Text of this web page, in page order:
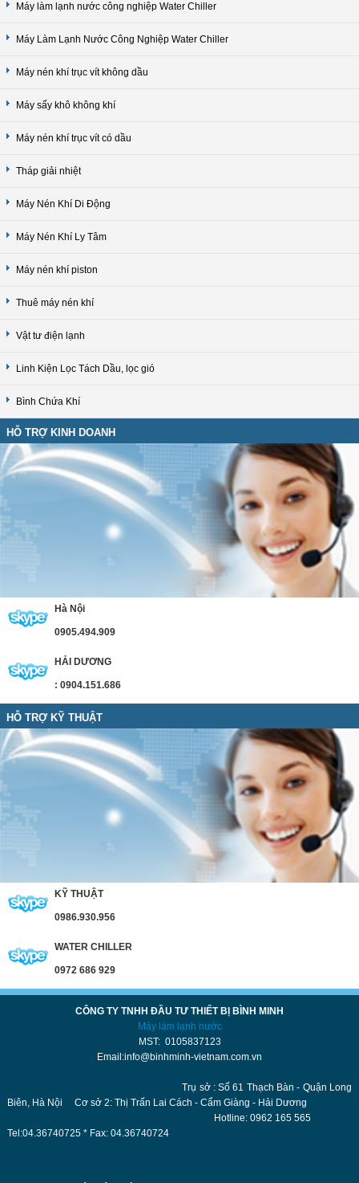
Máy làm lạnh nước công nghiệp Water Chiller
Máy Làm Lạnh Nước Công Nghiệp Water Chiller
Máy nén khí trục vít không dầu
Máy sấy khô không khí
Máy nén khí trục vít có dầu
Tháp giải nhiệt
Máy Nén Khí Di Động
Máy Nén Khí Ly Tâm
Máy nén khí piston
Thuê máy nén khí
Vật tư điện lạnh
Linh Kiện Lọc Tách Dầu, lọc gió
Bình Chứa Khí
HỖ TRỢ KINH DOANH
Hà Nội
0905.494.909
HẢI DƯƠNG
: 0904.151.686
HỖ TRỢ KỸ THUẬT
KỸ THUẬT
0986.930.956
WATER CHILLER
0972 686 929
CÔNG TY TNHH ĐẦU TƯ THIẾT BỊ BÌNH MINH
Máy làm lạnh nước
MST: 0105837123
Email:info@binhminh-vietnam.com.vn
Trụ sở : Số 61 Thạch Bàn - Quận Long
Biên, Hà Nội Cơ sở 2: Thị Trấn Lai Cách - Cẩm Giàng - Hải Dương
Hotline: 0962 165 565
Tel:04.36740725 * Fax: 04.36740724